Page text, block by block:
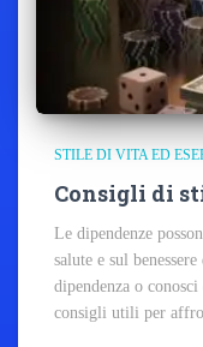
STILE DI VITA ED
Consigli di
Le dipendenze
salute e sul
dipendenza o
consigli utili per